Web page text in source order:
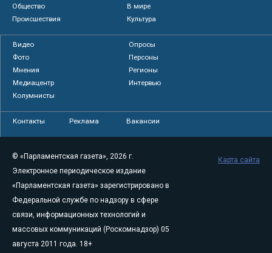
Общество
В мире
Происшествия
Культура
Видео
Опросы
Фото
Персоны
Мнения
Регионы
Медиацентр
Интервью
Колумнисты
Контакты Реклама Вакансии
© «Парламентская газета», 2026 г.
Электронное периодическое издание
«Парламентская газета» зарегистрировано в
Федеральной службе по надзору в сфере
связи, информационных технологий и
массовых коммуникаций (Роскомнадзор) 05
августа 2011 года. 18+
Карта сайта